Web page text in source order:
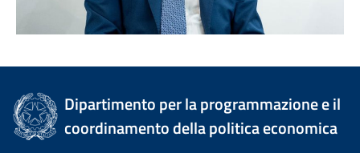
Dipartimento per la programmazione e il
coordinamento della politica economica